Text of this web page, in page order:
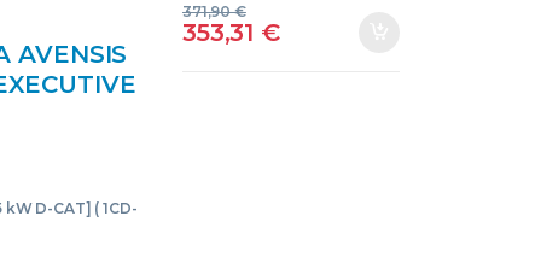
AVENSIS
D-CAT]
D-CAT] ( 1CD-
353,31 €
371,90€